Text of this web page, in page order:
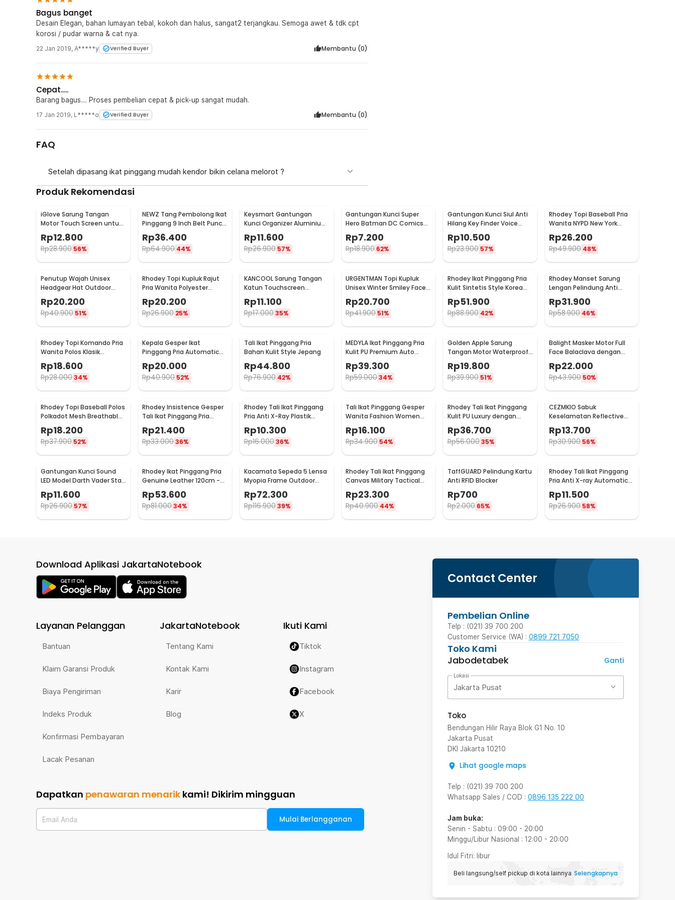
Bagus banget
Desain Elegan, bahan lumayan tebal, kokoh dan halus, sangat2 terjangkau. Semoga awet & tdk cpt
korosi / pudar warna & cat nya.
22 Jan 2019, A*****y Verified Buyer Membantu (0)
Cepat.....
Barang bagus.... Proses pembelian cepat & pick-up sangat mudah.
17 Jan 2019, L*****o Verified Buyer Membantu (0)
FAQ
Setelah dipasang ikat pinggang mudah kendor bikin celana melorot ?
Produk Rekomendasi
iGlove Sarung Tangan
Motor Touch Screen untuk
Smartphone dan Tablet -
XT08
Rp12.800
Rp28.900 56%
NEWZ Tang Pembolong Ikat
Pinggang 9 Inch Belt Punch
Plier - CA-40
Rp36.400
Rp64.900 44%
Keysmart Gantungan
Kunci Organizer Aluminium
Swiss Army Style Size L
Rp11.600
Rp26.900 57%
Gantungan Kunci Super
Hero Batman DC Comics
Key Chain Stainless Steel -
GB6675
Rp7.200
Rp18.900 62%
Gantungan Kunci Siul Anti
Hilang Key Finder Voice
Induction LED - YY-315
Rp10.500
Rp23.900 57%
Rhodey Topi Baseball Pria
Wanita NYPD New York
Jeans Polyester Cap - S8R
Rp26.200
Rp49.900 48%
Penutup Wajah Unisex
Headgear Hat Outdoor
Wind Mask Balaclava - P01
Rp20.200
Rp40.900 51%
Rhodey Topi Kupluk Rajut
Pria Wanita Polyester
Beanie Hat Winter - EC002
Rp20.200
Rp26.900 25%
KANCOOL Sarung Tangan
Katun Touchscreen
Skeleton All Size Unisex -
YN1168
Rp11.100
Rp17.000 35%
URGENTMAN Topi Kupluk
Unisex Winter Smiley Face
Rajut Wol Beanie Hat - NM-
DS01
Rp20.700
Rp41.900 51%
Rhodey Ikat Pinggang Pria
Kulit Sintetis Style Korea
Gesper - B1033
Rp51.900
Rp88.900 42%
Rhodey Manset Sarung
Lengan Pelindung Anti
Sayat Polyethylene Fiber -
SYLC-HB001
Rp31.900
Rp58.900 46%
Rhodey Topi Komando Pria
Wanita Polos Klasik
Polyester - F314
Rp18.600
Rp28.000 34%
Kepala Gesper Ikat
Pinggang Pria Automatic
Belt Buckle Metal Model 4 -
620
Rp20.000
Rp40.900 52%
Tali Ikat Pinggang Pria
Bahan Kulit Style Jepang
Rp44.800
Rp76.900 42%
MEDYLA Ikat Pinggang Pria
Kulit PU Premium Auto
Buckle Gesper Metal Model
2 - AA7900
Rp39.300
Rp59.00034%
Golden Apple Sarung
Tangan Motor Waterproof
Touchscreen Kulit Sintetis
Pria - 9070
Rp19.800
Rp39.900 51%
Balight Masker Motor Full
Face Balaclava dengan
Filter Anti Debu - CISE
Rp22.000
Rp43.900 50%
Rhodey Topi Baseball Polos
Polkadot Mesh Breathable
Katun Poliester - MZ237
Rp18.200
Rp37.900 52%
Rhodey Insistence Gesper
Tali Ikat Pinggang Pria
Kanvas - 2008
Rp21.400
Rp33.00036%
Rhodey Tali Ikat Pinggang
Pria Anti X-Ray Plastik
Automatic Buckle - 899
Rp10.300
Rp16.000 36%
Tali Ikat Pinggang Gesper
Wanita Fashion Women
Leather Belt 110cm - LCL-
HF38
Rp16.100
Rp34.900 54%
Rhodey Tali Ikat Pinggang
Kulit PU Luxury dengan
Automatic Buckle - GSPR
Rp36.700
Rp56.000 35%
CEZMKIO Sabuk
Keselamatan Reflective
Vest Running Gear High
Visibility - B08
Rp13.700
Rp30.900 56%
Gantungan Kunci Sound
LED Model Darth Vader Star
Wars - BS-050
Rp11.600
Rp26.900 57%
Rhodey Ikat Pinggang Pria
Genuine Leather 120cm -
XF001
Rp53.600
Rp81.00034%
Kacamata Sepeda 5 Lensa
Myopia Frame Outdoor
Cycling Sunglasses - 0089
Rp72.300
Rp116.900 39%
Rhodey Tali Ikat Pinggang
Canvas Military Tactical
Fast Unlock 120cm - MU055
Rp23.300
Rp40.900 44%
TaffGUARD Pelindung Kartu
Anti RFID Blocker
Rp700
Rp2.000 65%
Rhodey Tali Ikat Pinggang
Pria Anti X-ray Automatic
Buckle Canvas - 2018
Rp11.500
Rp26.900 58%
Contact Center
Pembelian Online
Telp : (021) 39 700 200
Customer Service (WA) : 0899 721 7050
Toko Kami
Jabodetabek
Ganti
Lokasi
Jakarta Pusat
Toko
Bendungan Hilir Raya Blok G1 No. 10
Jakarta Pusat
DKI Jakarta 10210
Lihat google maps
Telp : (021) 39 700 200
Whatsapp Sales / COD : 0896 135 222 00
Jam buka:
Senin - Sabtu : 09:00 - 20:00
Minggu/Libur Nasional : 12:00 - 20:00
Idul Fitri: libur
Beli langsung/self pickup di kota lainnya Selengkapnya
Download Aplikasi JakartaNotebook
Layanan Pelanggan
Bantuan
Klaim Garansi Produk
Biaya Pengiriman
Indeks Produk
Konfirmasi Pembayaran
Lacak Pesanan
JakartaNotebook
Tentang Kami
Kontak Kami
Karir
Blog
Ikuti Kami
Tiktok
Instagram
Facebook
X
Dapatkan penawaran menarik kami! Dikirim mingguan
Email Anda Mulai Berlangganan